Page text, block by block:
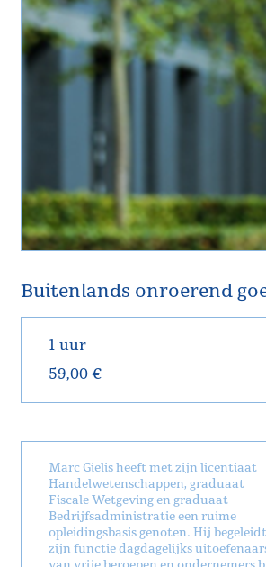
Buitenlands onroerend
1 uur
59,00 €
Marc Gielis heeft met zijn licentiaat
Handelwetenschappen, graduaat
Fiscale Wetgeving en graduaat
Bedrijfsadministratie een ruime
opleidingsbasis genoten. Hij
zijn functie dagdagelijks